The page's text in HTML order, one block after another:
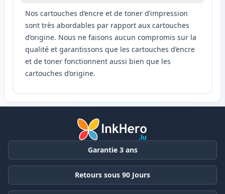
Nos cartouches d’encre et de toner d’impression
sont très abordables par rapport aux cartouches
d’origine. Nous ne faisons aucun compromis sur la
qualité et garantissons que les cartouches d’encre
et de toner fonctionnent aussi bien que les
cartouches d’origine.
Garantie 3 ans
Retours sous 90 Jours